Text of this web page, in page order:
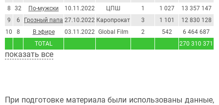
TOTAL 270 310 371
8 32 По-мужски 10.11.2022 ЦПШ 1 1 027 13 357 147
9
6 Грозный папа 27.10.2022 Каропрокат 3 1 101 12 830 128
10
8 В эфире 03.11.2022 Global Film 2 542 6 464 687
показать все
При подготовке материала были использованы данные,